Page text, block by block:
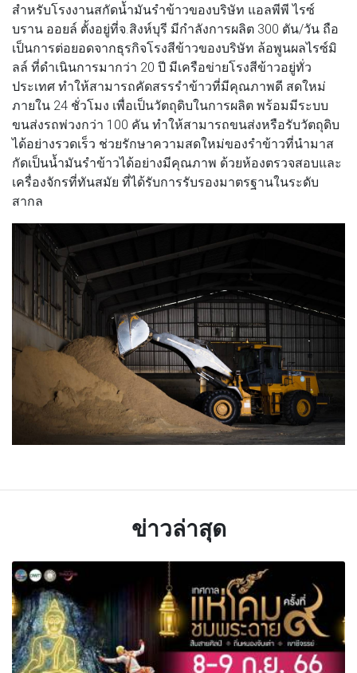
สำหรับโรงงานสกัดน้ำมันรำข้าวของบริษัท แอลพีพี ไรซ์
บราน ออยล์ ตั้งอยู่ที่จ.สิงห์บุรี มีกำลังการผลิต 300 ตัน/วัน ถือ
เป็นการต่อยอดจากธุรกิจโรงสีข้าวของบริษัท ล้อพูนผลไรซ์มิ
ลล์ ที่ดำเนินการมากว่า 20 ปี มีเครือข่ายโรงสีข้าวอยู่ทั่ว
ประเทศ ทำให้สามารถคัดสรรรำข้าวที่มีคุณภาพดี สดใหม่
ภายใน 24 ชั่วโมง เพื่อเป็นวัตถุดิบในการผลิต พร้อมมีระบบ
ขนส่งรถพ่วงกว่า 100 คัน ทำให้สามารถขนส่งหรือรับวัตถุดิบ
ได้อย่างรวดเร็ว ช่วยรักษาความสดใหม่ของรำข้าวที่นำมาส
กัดเป็นน้ำมันรำข้าวได้อย่างมีคุณภาพ ด้วยห้องตรวจสอบและ
เครื่องจักรที่ทันสมัย ที่ได้รับการรับรองมาตรฐานในระดับ
สากล
ข่าวล่าสุด